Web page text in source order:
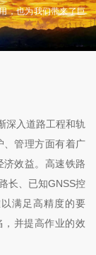
，也为我们带来了巨
深入道路工程和轨
、管理方面有着广
济效益。高速铁路
长、已知GNSS控
满足高精度的要
并提高作业的效